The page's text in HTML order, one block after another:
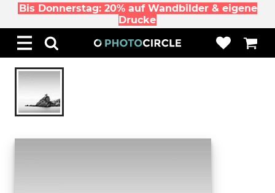
Bis Donnerstag: 20% auf Wandbilder & eigene
Drucke